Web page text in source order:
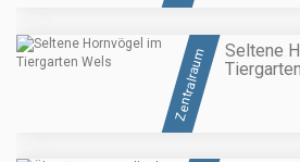
Zentralraum
Seltene